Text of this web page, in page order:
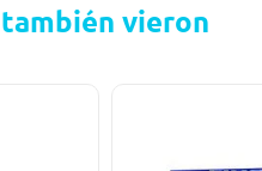
vieron